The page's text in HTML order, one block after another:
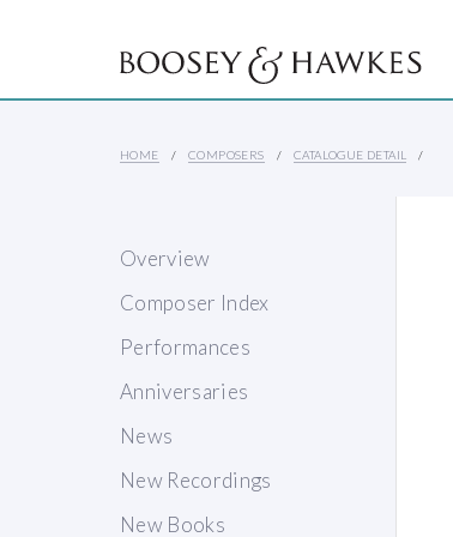
HOME COMPOSERS CATALOGUE DETAIL
Overview
Composer Index
Performances
Anniversaries
News
New Recordings
New Books